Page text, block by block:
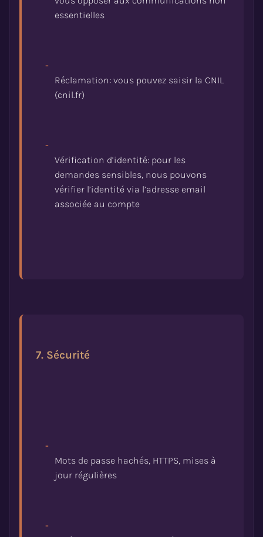
-
Réclamation: vous pouvez saisir la CNIL
-
Vérification d’identité: pour les
demandes sensibles, nous pouvons
vérifier l’identité via l’adresse email
7. Sécurité
-
Mots de passe hachés, HTTPS, mises à
-